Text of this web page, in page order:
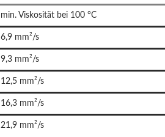
min. Viskosität bei 100 °C
6,9 mm²/s
9,3 mm²/s
12,5 mm²/s
16,3 mm²/s
21,9 mm²/s